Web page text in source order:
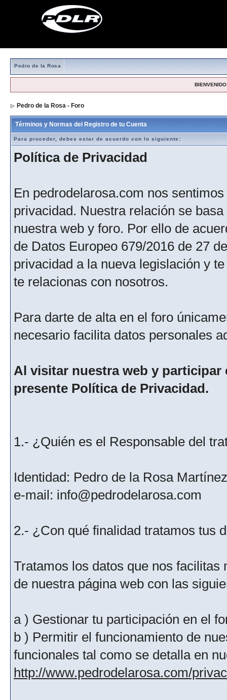
Pedro de la Rosa
Pedro de la Rosa - Foro
Términos y Normas del Registro de tu Cuenta
Para proceder, debes estar de acuerdo con lo siguiente:
Política de Privacidad
En pedrodelarosa.com nos
privacidad. Nuestra relación se
nuestra web y foro. Por ello de
de Datos Europeo 679/2016 de 27
privacidad a la nueva legislación y
te relacionas con nosotros.
Para darte de alta en el foro
necesario facilita datos personales
Al visitar nuestra web y
presente Política de Privacidad.
1.- ¿Quién es el Responsable del
Identidad: Pedro de la Rosa Martínez
e-mail: info@pedrodelarosa.com
2.- ¿Con qué finalidad tratamos tus
Tratamos los datos que nos
de nuestra página web con las
a ) Gestionar tu participación en el
b ) Permitir el funcionamiento de
funcionales tal como se detalla en
http://www.pedrodelarosa.com/